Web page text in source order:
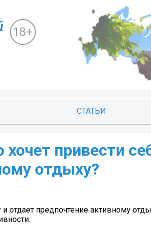
18+
СТАТЬИ
привести
отдыху?
отдает предпочтение активному